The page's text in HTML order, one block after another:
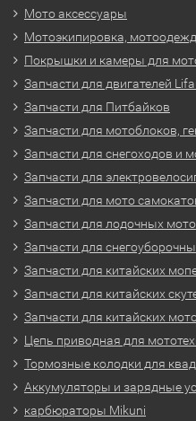
Мото аксессуары
Мотоэкипировка,
Покрышки и камеры для
Запчасти для двигателей
Запчасти для Питбайков
Запчасти для мотоблоков,
Запчасти для снегоходов и
Запчасти для
Запчасти для мото
Запчасти для лодочных
Запчасти для
Запчасти для китайских
Запчасти для китайских
Запчасти для китайских
Цепь приводная для
Тормозные колодки для
Аккумуляторы и зарядные
карбюраторы Mikuni